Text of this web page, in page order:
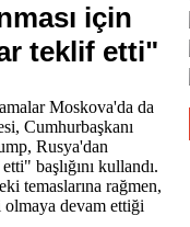
için
teklif etti"
Moskova'da da
Cumhurbaşkanı
Rusya'dan
başlığını kullandı.
temaslarına rağmen,
olmaya devam ettiği